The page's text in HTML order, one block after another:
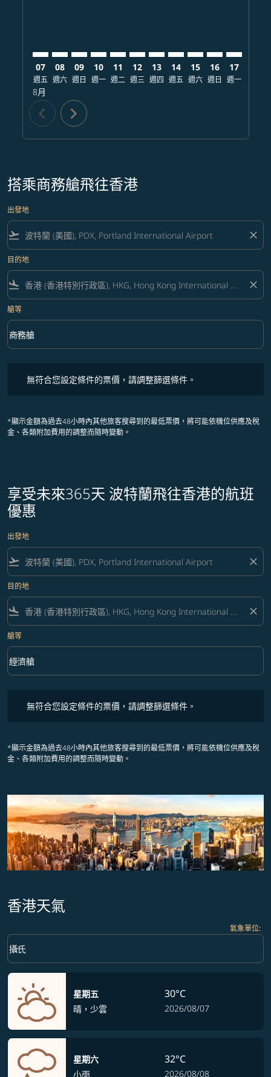
07
週五
8月
08
週六
09
週日
10
週一
11
週二
12
週三
13
週四
14
週五
15
週六
16
週日
17
週一
chevron_left chevron_right
搭乘商務艙飛往香港
出發地
flight_takeoff close
目的地
flight_land close
艙等
艙等 option 商務艙 Selected
商務艙
keyboard_arrow_down
無符合您設定條件的票價，請調整篩選條件。
*顯示金額為過去48小時內其他旅客搜尋到的最低票價，將可能依機位供應及稅
金、各類附加費用的調整而隨時變動。
享受未來365天 波特蘭飛往香港的航班
優惠
出發地
flight_takeoff close
目的地
flight_land close
艙等
艙等 option 經濟艙 Selected
經濟艙
keyboard_arrow_down
無符合您設定條件的票價，請調整篩選條件。
*顯示金額為過去48小時內其他旅客搜尋到的最低票價，將可能依機位供應及稅
金、各類附加費用的調整而隨時變動。
香港天氣
氣象單位:
Weather unit option 攝氏 Selected
攝氏
keyboard_arrow_down
星期五
晴，少雲
30°C
2026/08/07
星期六
小雨
32°C
2026/08/08